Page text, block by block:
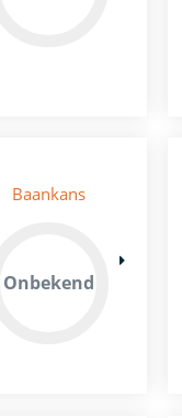
Baankans
Onbekend